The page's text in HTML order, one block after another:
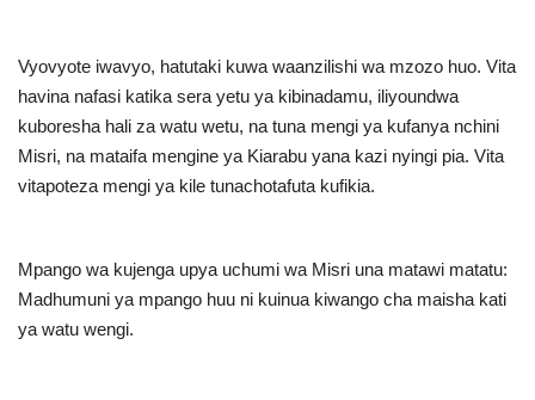
Vyovyote iwavyo, hatutaki kuwa waanzilishi wa mzozo huo. Vita
havina nafasi katika sera yetu ya kibinadamu, iliyoundwa
kuboresha hali za watu wetu, na tuna mengi ya kufanya nchini
Misri, na mataifa mengine ya Kiarabu yana kazi nyingi pia. Vita
vitapoteza mengi ya kile tunachotafuta kufikia.
Mpango wa kujenga upya uchumi wa Misri una matawi matatu:
Madhumuni ya mpango huu ni kuinua kiwango cha maisha kati
ya watu wengi.